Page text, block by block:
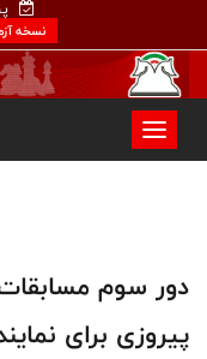
نسخه
دور سوم
پیروزی برای